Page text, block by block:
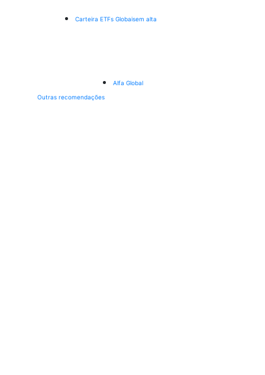
Carteira ETFs Globaisem alta
Alfa Global
Outras recomendações